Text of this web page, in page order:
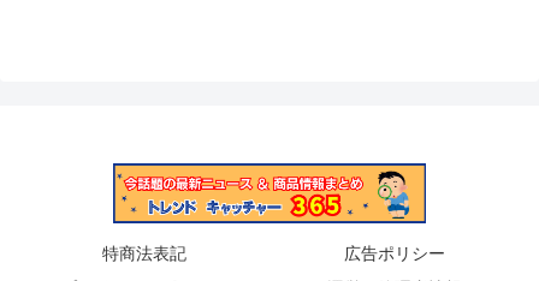
特商法表記
広告ポリシー